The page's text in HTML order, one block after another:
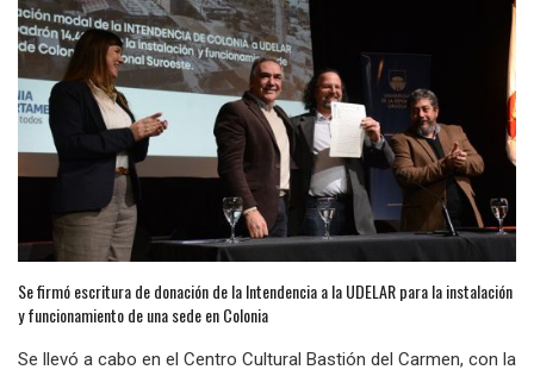
Se firmó escritura de donación de la Intendencia a la UDELAR para la instalación
y funcionamiento de una sede en Colonia
Se llevó a cabo en el Centro Cultural Bastión del Carmen, con la